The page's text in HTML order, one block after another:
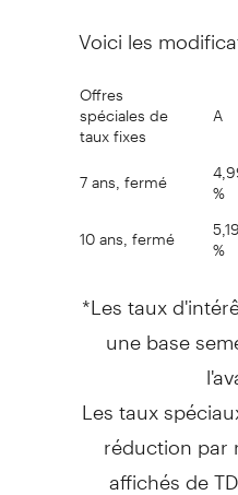
Voici les
Offres
spéciales de
taux fixes
A
7 ans, fermé %
10 ans, fermé
5,19
%
*Les taux
une base
Les taux
réduction
affichés de